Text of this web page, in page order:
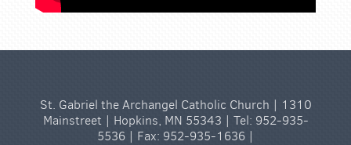
St. Gabriel the Archangel Catholic Church | 1310
Mainstreet | Hopkins, MN 55343 | Tel: 952-935-
5536 | Fax: 952-935-1636 |